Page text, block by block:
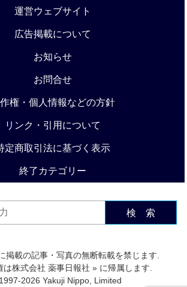
運営ウェブサイト
広告掲載について
お知らせ
お問合せ
権・個人情報などの方針
リンク・引用について
定商取引法に基づく表示
終了カテゴリー
検 索
掲載の記事・写真の無断転載を禁じます.
は株式会社 薬事日報社 » に帰属します.
2026 Yakuji Nippo, Limited